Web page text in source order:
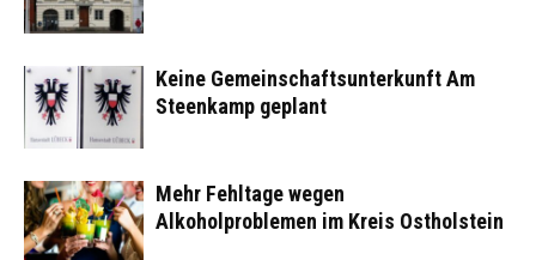
Keine Gemeinschaftsunterkunft Am
Steenkamp geplant
Mehr Fehltage wegen
Alkoholproblemen im Kreis Ostholstein